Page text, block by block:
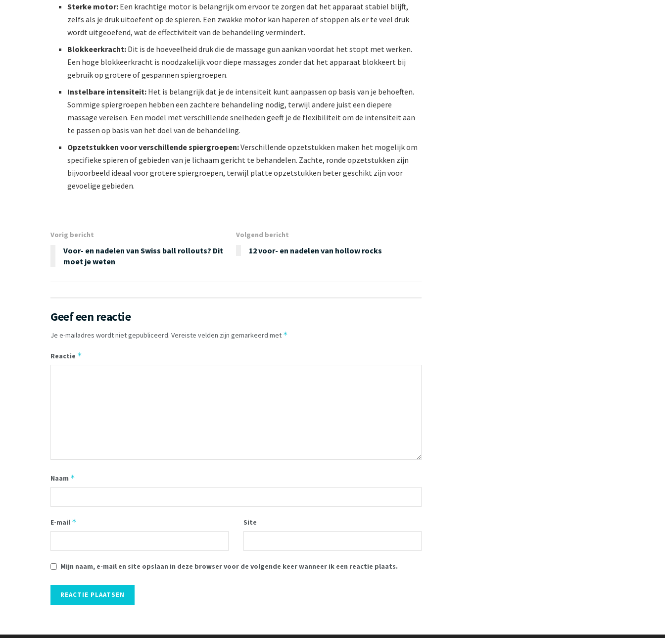
Sterke motor: Een krachtige motor is belangrijk om ervoor te zorgen dat het apparaat stabiel blijft,
zelfs als je druk uitoefent op de spieren. Een zwakke motor kan haperen of stoppen als er te veel druk
wordt uitgeoefend, wat de effectiviteit van de behandeling vermindert.
Blokkeerkracht: Dit is de hoeveelheid druk die de massage gun aankan voordat het stopt met werken.
Een hoge blokkeerkracht is noodzakelijk voor diepe massages zonder dat het apparaat blokkeert bij
gebruik op grotere of gespannen spiergroepen.
Instelbare intensiteit: Het is belangrijk dat je de intensiteit kunt aanpassen op basis van je behoeften.
Sommige spiergroepen hebben een zachtere behandeling nodig, terwijl andere juist een diepere
massage vereisen. Een model met verschillende snelheden geeft je de flexibiliteit om de intensiteit aan
te passen op basis van het doel van de behandeling.
Opzetstukken voor verschillende spiergroepen:Verschillende opzetstukken maken het mogelijk om
specifieke spieren of gebieden van je lichaam gericht te behandelen. Zachte, ronde opzetstukken zijn
bijvoorbeeld ideaal voor grotere spiergroepen, terwijl platte opzetstukken beter geschikt zijn voor
gevoelige gebieden.
Vorig bericht
Voor- en nadelen van Swiss ball rollouts? Dit
moet je weten
Volgend bericht
12 voor- en nadelen van hollow rocks
Geef een reactie
Je e-mailadres wordt niet gepubliceerd. Vereiste velden zijn gemarkeerd met *
Reactie *
Naam *
E-mail * Site
Mijn naam, e-mail en site opslaan in deze browser voor de volgende keer wanneer ik een reactie plaats.